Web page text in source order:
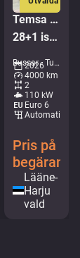
Temsa Prestij
28+1 istekohta | 7.3m | UUS
Bussar - Turistbuss • M407-4724
2026
4000 km
2
110 kW
Euro 6
Automatisk
Pris på
begäran
Lääne-
Harju
vald